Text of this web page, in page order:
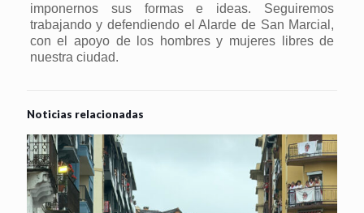
imponernos sus formas e ideas. Seguiremos
trabajando y defendiendo el Alarde de San Marcial,
con el apoyo de los hombres y mujeres libres de
nuestra ciudad.
Noticias relacionadas